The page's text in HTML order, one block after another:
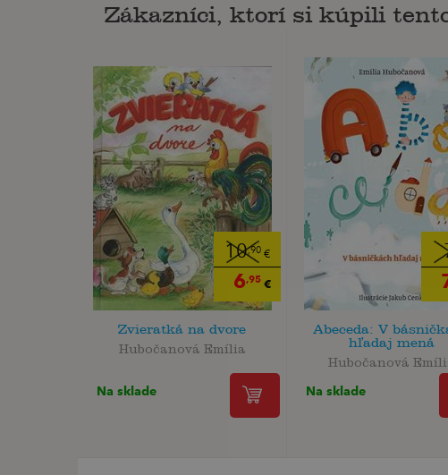
Zákazníci, ktorí si kúpili
10,90 €
6,95 €
Zvieratká na dvore
Hubočanová Emília
Na sklade
Abeceda: V
hľadaj mená
Hubočanová
Na sklade